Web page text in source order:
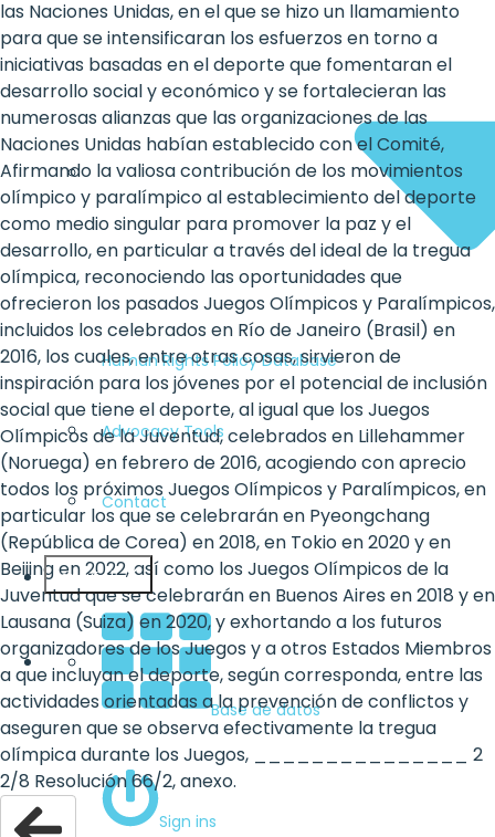
Human Rights Policy Database
Advocacy Tools
Contact
Español
Base de datos
Sign ins
las Naciones Unidas, en el que se hizo un llamamiento
para que se intensificaran los esfuerzos en torno a
iniciativas basadas en el deporte que fomentaran el
desarrollo social y económico y se fortalecieran las
numerosas alianzas que las organizaciones de las
Naciones Unidas habían establecido con el Comité,
Afirmando la valiosa contribución de los movimientos
olímpico y paralímpico al establecimiento del deporte
como medio singular para promover la paz y el
desarrollo, en particular a través del ideal de la tregua
olímpica, reconociendo las oportunidades que
ofrecieron los pasados Juegos Olímpicos y Paralímpicos,
incluidos los celebrados en Río de Janeiro (Brasil) en
2016, los cuales, entre otras cosas, sirvieron de
inspiración para los jóvenes por el potencial de inclusión
social que tiene el deporte, al igual que los Juegos
Olímpicos de la Juventud, celebrados en Lillehammer
(Noruega) en febrero de 2016, acogiendo con aprecio
todos los próximos Juegos Olímpicos y Paralímpicos, en
particular los que se celebrarán en Pyeongchang
(República de Corea) en 2018, en Tokio en 2020 y en
Beijing en 2022, así como los Juegos Olímpicos de la
Juventud que se celebrarán en Buenos Aires en 2018 y en
Lausana (Suiza) en 2020, y exhortando a los futuros
organizadores de los Juegos y a otros Estados Miembros
a que incluyan el deporte, según corresponda, entre las
actividades orientadas a la prevención de conflictos y
aseguren que se observa efectivamente la tregua
olímpica durante los Juegos, _______________ 2
2/8 Resolución 66/2, anexo.